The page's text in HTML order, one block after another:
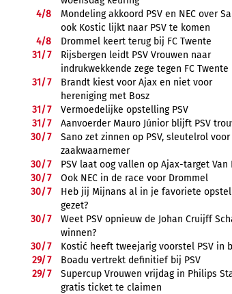
4/8
Mondeling akkoord PSV en NEC over
ook Kostic lijkt naar PSV te komen
4/8
Drommel keert terug bij FC Twente
31/7
Rijsbergen leidt PSV Vrouwen naar
indrukwekkende zege tegen FC Twente
31/7
Brandt kiest voor Ajax en niet voor
hereniging met Bosz
31/7
Vermoedelijke opstelling PSV
31/7
Aanvoerder Mauro Júnior blijft PSV
30/7
Sano zet zinnen op PSV, sleutelrol voor
zaakwaarnemer
30/7
PSV laat oog vallen op Ajax-target Van
30/7
Ook NEC in de race voor Drommel
30/7
Heb jij Mijnans al in je favoriete
gezet?
30/7
Weet PSV opnieuw de Johan Cruijff
winnen?
30/7
Kostić heeft tweejarig voorstel PSV in
29/7
Boadu vertrekt definitief bij PSV
29/7
Supercup Vrouwen vrijdag in Philips
gratis ticket te claimen